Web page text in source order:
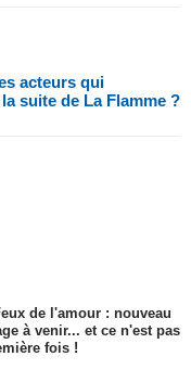
acteurs qui
suite de La Flamme ?
de l'amour : nouveau
à venir... et ce n'est pas
fois !